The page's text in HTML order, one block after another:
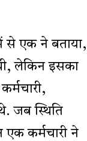
से एक ने बताया,
लेकिन इसका
जब स्थिति
कर्मचारी ने